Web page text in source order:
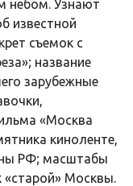
небом. Узнают
известной
съемок с
название
зарубежные
«Москва
киноленте,
РФ; масштабы
Москвы.